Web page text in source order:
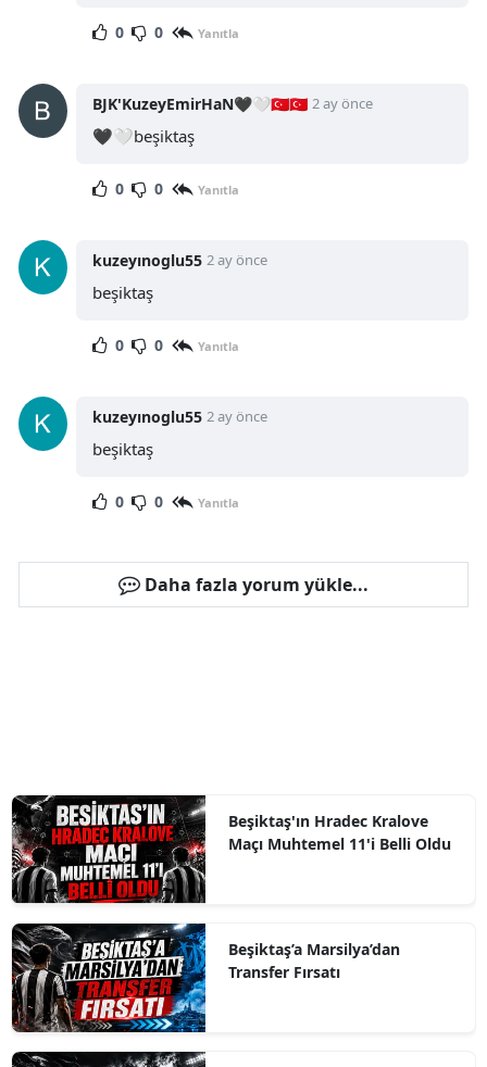
0 0 Yanıtla
BJK'KuzeyEmirHaN🖤🤍🇹🇷🇹🇷 2 ay önce
🖤🤍beşiktaş
0 0 Yanıtla
kuzeyınoglu55 2 ay önce
beşiktaş
0 0 Yanıtla
kuzeyınoglu55 2 ay önce
beşiktaş
0 0 Yanıtla
Daha fazla yorum yükle...
Beşiktaş'ın Hradec Kralove
Maçı Muhtemel 11'i Belli Oldu
Beşiktaş’a Marsilya’dan
Transfer Fırsatı